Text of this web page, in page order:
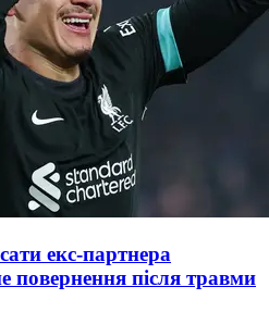
екс-партнера
повернення після травми